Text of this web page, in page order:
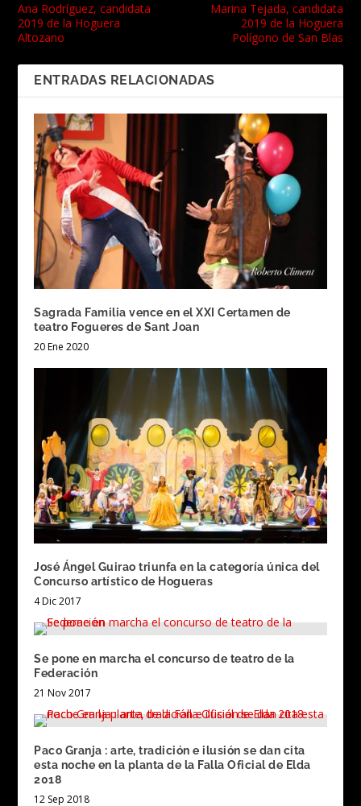
Ana Rodríguez, candidata
2019 de la Hoguera
Altozano
Marina Tejada, candidata
2019 de la Hoguera
Polígono de San Blas
ENTRADAS RELACIONADAS
Sagrada Familia vence en el XXI Certamen de
teatro Fogueres de Sant Joan
20 Ene 2020
José Ángel Guirao triunfa en la categoría única del
Concurso artístico de Hogueras
4 Dic 2017
Se pone en marcha el concurso de teatro de la
Federación
21 Nov 2017
Paco Granja : arte, tradición e ilusión se dan cita
esta noche en la planta de la Falla Oficial de Elda
2018
12 Sep 2018